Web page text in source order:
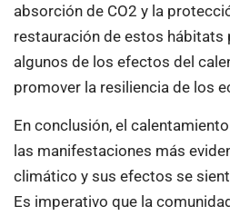
absorción de CO2 y la
restauración de estos hábitats
algunos de los efectos del
promover la resiliencia de los
En conclusión, el
las manifestaciones más
climático y sus efectos se
Es imperativo que la